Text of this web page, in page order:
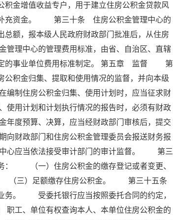
金增值收益专户，用于建立住房公积金贷款风
补充资金。 第三十条 住房公积金管理中心的
额，报本级人民政府财政部门批准后，从住房
理中心的管理费用标准，由省、自治区、直辖
定的事业单位费用标准制定。 第五章 监督 第
积金归集、提取和使用情况的监督，并向本级
制住房公积金归集、使用计划时，应当征求财
用计划和计划执行情况的报告时，必须有财政
度预算、决算，应当经财政部门审核后，提交
财政部门和住房公积金管理委员会报送财务报
心应当依法接受审计部门的审计监督。 第三
： （一）住房公积金的缴存登记或者变更、
（三）足额缴存住房公积金。 第三十五
务。 受委托银行应当按照委托合同的约定，
工、单位有权查询本人、本单位住房公积金的